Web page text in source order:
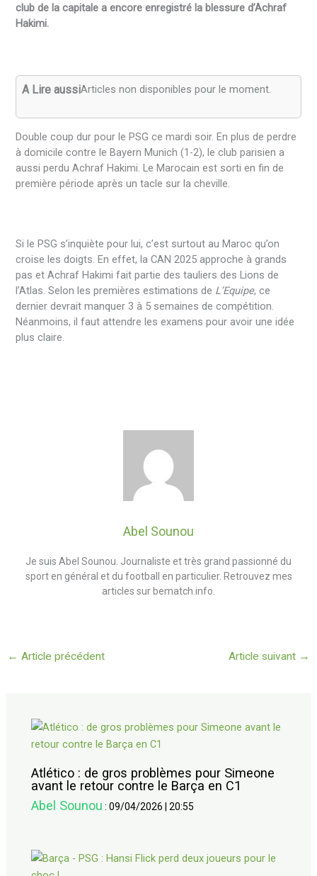
club de la capitale a encore enregistré la blessure d’Achraf
Hakimi.
A Lire aussiArticles non disponibles pour le moment.
Double coup dur pour le PSG ce mardi soir. En plus de perdre
à domicile contre le Bayern Munich (1-2), le club parisien a
aussi perdu Achraf Hakimi. Le Marocain est sorti en fin de
première période après un tacle sur la cheville.
Si le PSG s’inquiète pour lui, c’est surtout au Maroc qu’on
croise les doigts. En effet, la CAN 2025 approche à grands
pas et Achraf Hakimi fait partie des tauliers des Lions de
l’Atlas. Selon les premières estimations de L’Equipe, ce
dernier devrait manquer 3 à 5 semaines de compétition.
Néanmoins, il faut attendre les examens pour avoir une idée
plus claire.
Abel Sounou
Je suis Abel Sounou. Journaliste et très grand passionné du
sport en général et du football en particulier. Retrouvez mes
articles sur bematch.info.
← Article précédent Article suivant →
Atlético : de gros problèmes pour Simeone
avant le retour contre le Barça en C1
Abel Sounou :09/04/2026 |20:55